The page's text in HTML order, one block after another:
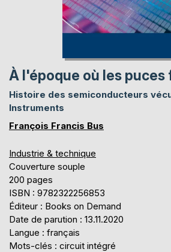
À l'époque où les
Histoire des semiconducteurs
Instruments
François Francis Bus
Industrie & technique
Couverture souple
200 pages
ISBN : 9782322256853
Éditeur : Books on Demand
Date de parution : 13.11.2020
Langue : français
Mots-clés : circuit intégré